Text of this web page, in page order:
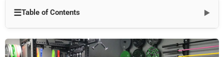
☰Table of Contents ▼
erschließen